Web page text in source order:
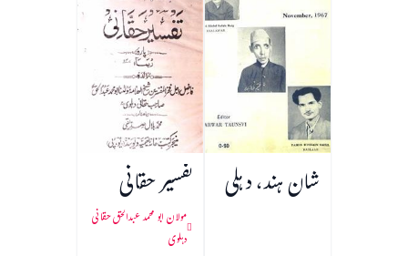
شان ہند، دہلی تفسیر حقانی
مولان ابو محمد عبدالحق حقانی
دہلوی